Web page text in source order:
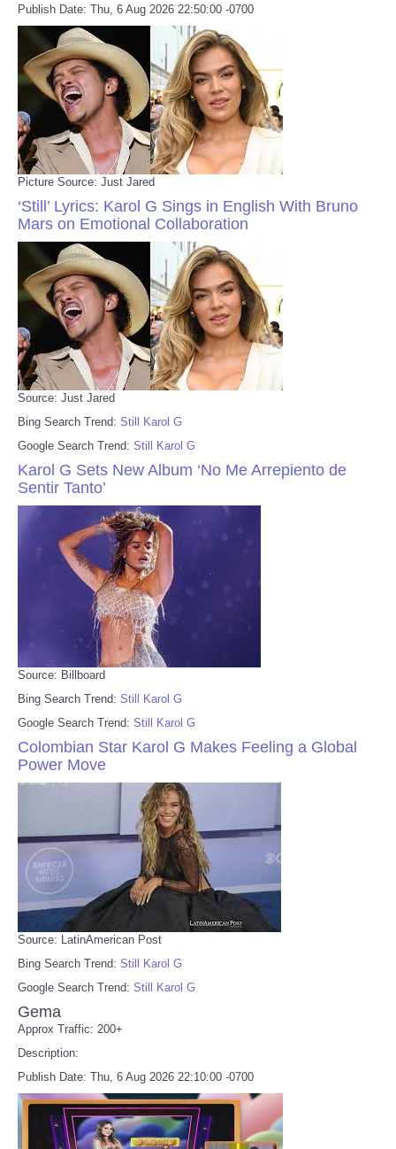
Publish Date: Thu, 6 Aug 2026 22:50:00 -0700
Picture Source: Just Jared
‘Still’ Lyrics: Karol G Sings in English With Bruno
Mars on Emotional Collaboration
Source: Just Jared
Bing Search Trend: Still Karol G
Google Search Trend: Still Karol G
Karol G Sets New Album ‘No Me Arrepiento de
Sentir Tanto’
Source: Billboard
Bing Search Trend: Still Karol G
Google Search Trend: Still Karol G
Colombian Star Karol G Makes Feeling a Global
Power Move
Source: LatinAmerican Post
Bing Search Trend: Still Karol G
Google Search Trend: Still Karol G
Gema
Approx Traffic: 200+
Description:
Publish Date: Thu, 6 Aug 2026 22:10:00 -0700